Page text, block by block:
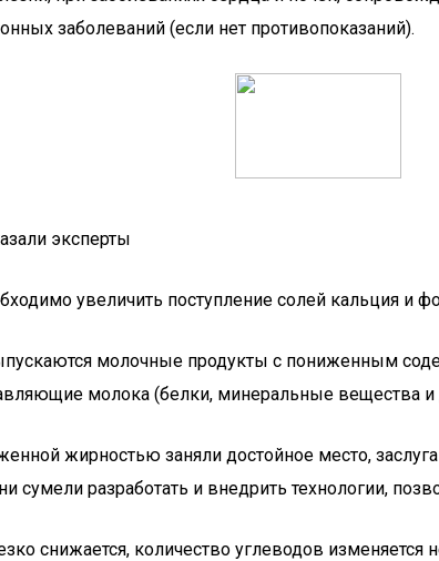
заболеваний (если нет противопоказаний).
эксперты
увеличить поступление солей кальция и
молочные продукты с пониженным
молока (белки, минеральные вещества и
жирностью заняли достойное место,
сумели разработать и внедрить технологии,
снижается, количество углеводов